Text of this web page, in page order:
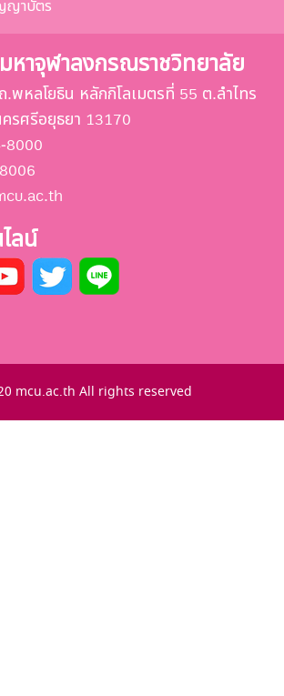
ญาบัตร
หาจุฬาลงกรณราชวิทยาลัย
พหลโยธิน หลักกิโลเมตรที่ 55 ต.ลำไทร
รศรีอยุธยา 13170
8000
ลน์
mcu.ac.th All rights reserved